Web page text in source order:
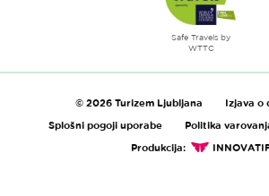
Safe Travels by
WTTC
© 2026 Turizem Ljubljana
Izjava o
Splošni pogoji uporabe
Politika
Produkcija: